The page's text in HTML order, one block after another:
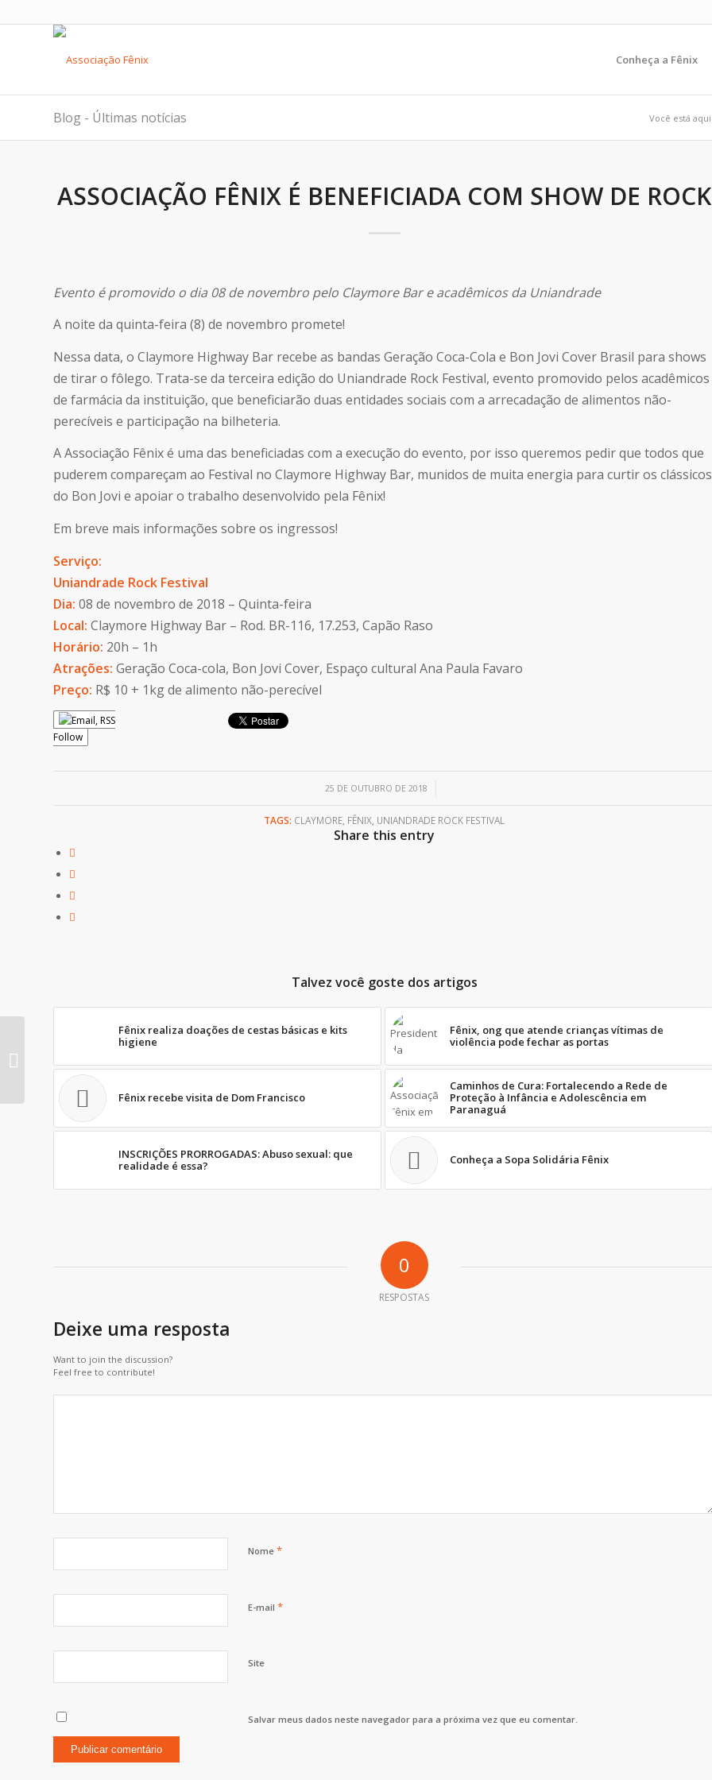
Conheça a Fênix
Blog - Últimas notícias Você está
ASSOCIAÇÃO FÊNIX É BENEFICIADA COM SHOW DE ROCK
Evento é promovido o dia 08 de novembro pelo Claymore Bar e acadêmicos da Uniandrade
A noite da quinta-feira (8) de novembro promete!
Nessa data, o Claymore Highway Bar recebe as bandas Geração Coca-Cola e Bon Jovi Cover Brasil para shows
de tirar o fôlego. Trata-se da terceira edição do Uniandrade Rock Festival, evento promovido pelos acadêmicos
de farmácia da instituição, que beneficiarão duas entidades sociais com a arrecadação de alimentos não-
perecíveis e participação na bilheteria.
A Associação Fênix é uma das beneficiadas com a execução do evento, por isso queremos pedir que todos que
puderem compareçam ao Festival no Claymore Highway Bar, munidos de muita energia para curtir os clássicos
do Bon Jovi e apoiar o trabalho desenvolvido pela Fênix!
Em breve mais informações sobre os ingressos!
Serviço:
Uniandrade Rock Festival
Dia: 08 de novembro de 2018 – Quinta-feira
Local: Claymore Highway Bar – Rod. BR-116, 17.253, Capão Raso
Horário: 20h – 1h
Atrações: Geração Coca-cola, Bon Jovi Cover, Espaço cultural Ana Paula Favaro
Preço: R$ 10 + 1kg de alimento não-perecível
Follow
25 DE OUTUBRO DE 2018
/
TAGS: CLAYMORE, FÊNIX, UNIANDRADE ROCK FESTIVAL
Share this entry
Talvez você goste dos artigos
Fênix realiza doações de cestas básicas e kits
higiene
Fênix, ong que atende crianças vítimas de
violência pode fechar as portas
Fênix recebe visita de Dom Francisco
Caminhos de Cura: Fortalecendo a Rede de
Proteção à Infância e Adolescência em
Paranaguá
INSCRIÇÕES PRORROGADAS: Abuso sexual: que
realidade é essa?
Conheça a Sopa Solidária Fênix
0
RESPOSTAS
Deixe uma resposta
Want to join the discussion?
Feel free to contribute!
Nome *
E-mail *
Site
Salvar meus dados neste navegador para a próxima vez que eu comentar.
Evento: Abuso sexual